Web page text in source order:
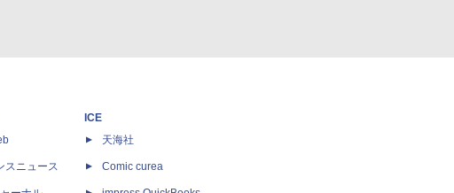
スニュース
ICE
天海社
Comic curea